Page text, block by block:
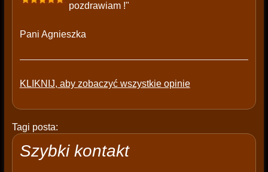
pozdrawiam !"
Pani Agnieszka
KLIKNIJ, aby zobaczyć wszystkie opinie
Tagi posta:
Szybki kontakt